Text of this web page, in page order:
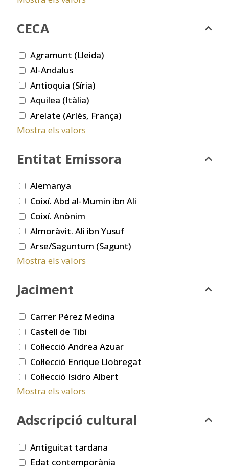
CECA
Agramunt (Lleida)
Al-Andalus
Antioquia (Síria)
Aquilea (Itàlia)
Arelate (Arlés, França)
Mostra els valors
Entitat Emissora
Alemanya
Coixí. Abd al-Mumin ibn Ali
Coixí. Anònim
Almoràvit. Ali ibn Yusuf
Arse/Saguntum (Sagunt)
Mostra els valors
Jaciment
Carrer Pérez Medina
Castell de Tibi
Col·lecció Andrea Azuar
Col·lecció Enrique Llobregat
Col·lecció Isidro Albert
Mostra els valors
Adscripció cultural
Antiguitat tardana
Edat contemporània